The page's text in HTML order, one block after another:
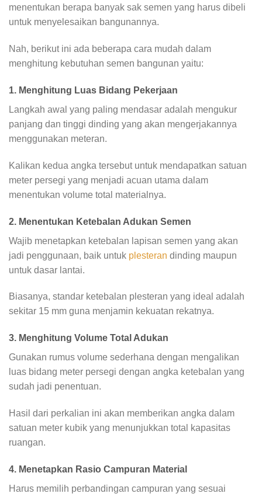
menentukan berapa banyak sak semen yang harus dibeli
untuk menyelesaikan bangunannya.
Nah, berikut ini ada beberapa cara mudah dalam
menghitung kebutuhan semen bangunan yaitu:
1. Menghitung Luas Bidang Pekerjaan
Langkah awal yang paling mendasar adalah mengukur
panjang dan tinggi dinding yang akan mengerjakannya
menggunakan meteran.
Kalikan kedua angka tersebut untuk mendapatkan satuan
meter persegi yang menjadi acuan utama dalam
menentukan volume total materialnya.
2. Menentukan Ketebalan Adukan Semen
Wajib menetapkan ketebalan lapisan semen yang akan
jadi penggunaan, baik untuk plesteran dinding maupun
untuk dasar lantai.
Biasanya, standar ketebalan plesteran yang ideal adalah
sekitar 15 mm guna menjamin kekuatan rekatnya.
3. Menghitung Volume Total Adukan
Gunakan rumus volume sederhana dengan mengalikan
luas bidang meter persegi dengan angka ketebalan yang
sudah jadi penentuan.
Hasil dari perkalian ini akan memberikan angka dalam
satuan meter kubik yang menunjukkan total kapasitas
ruangan.
4. Menetapkan Rasio Campuran Material
Harus memilih perbandingan campuran yang sesuai